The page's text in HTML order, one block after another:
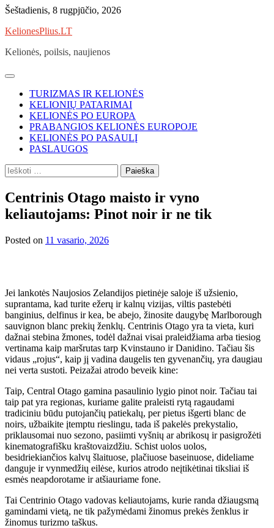
Skip
content
Šeštadienis, 8 rugpjūčio, 2026
KelionesPlius.LT
Kelionės, poilsis, naujienos
TURIZMAS IR KELIONĖS
KELIONIŲ PATARIMAI
KELIONĖS PO EUROPA
PRABANGIOS KELIONĖS EUROPOJE
KELIONĖS PO PASAULĮ
PASLAUGOS
Ieškoti:
Centrinis Otago maisto ir vyno
keliautojams: Pinot noir ir ne tik
Posted on 11 vasario, 2026
Jei lankotės Naujosios Zelandijos pietinėje saloje iš užsienio,
suprantama, kad turite ežerų ir kalnų vizijas, viltis pastebėti
banginius, delfinus ir kea, be abejo, žinosite daugybę Marlborough
sauvignon blanc prekių ženklų. Centrinis Otago yra ta vieta, kuri
dažnai stebina žmones, todėl dažnai visai praleidžiama arba tiesiog
vertinama kaip maršrutas tarp Kvinstauno ir Danidino. Tačiau šis
vidaus „rojus“, kaip jį vadina daugelis ten gyvenančių, yra daugiau
nei verta sustoti. Peizažai atrodo beveik kine:
Taip, Central Otago gamina pasaulinio lygio pinot noir. Tačiau tai
taip pat yra regionas, kuriame galite praleisti rytą ragaudami
tradiciniu būdu putojančių patiekalų, per pietus išgerti blanc de
noirs, užbaikite įtemptu rieslingu, tada iš pakelės prekystalio,
priklausomai nuo sezono, pasiimti vyšnių ar abrikosų ir pasigrožėti
kinematografišku kraštovaizdžiu. Schist uolos uolos,
besidriekiančios kalvų šlaituose, plačiuose baseinuose, dideliame
danguje ir vynmedžių eilėse, kurios atrodo neįtikėtinai tiksliai iš
esmės neapdorotame ir atšiauriame fone.
Tai Centrinio Otago vadovas keliautojams, kurie randa džiaugsmą
gamindami vietą, ne tik pažymėdami žinomus prekės ženklus ir
žinomus turizmo taškus.